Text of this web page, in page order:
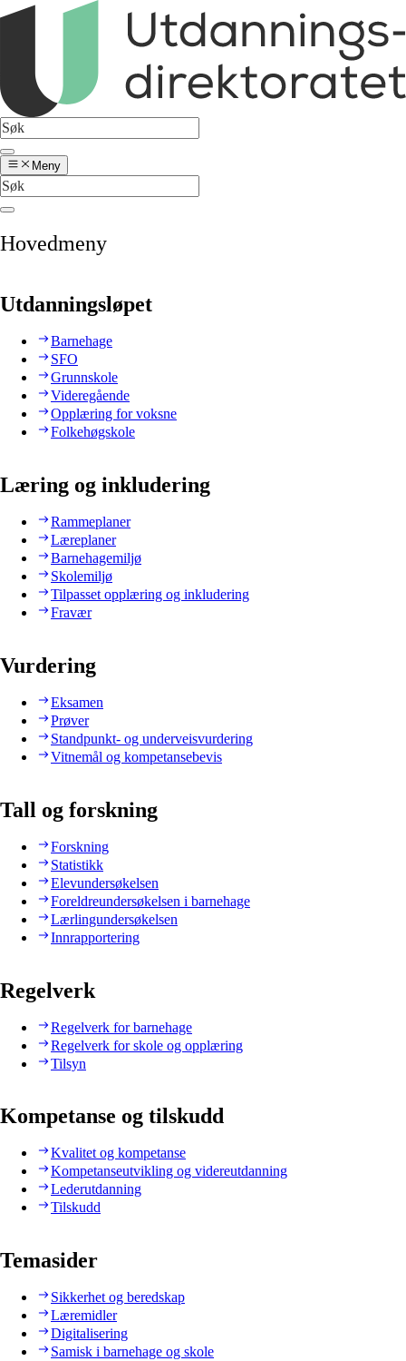
Meny
Hovedmeny
Utdanningsløpet
Barnehage
SFO
Grunnskole
Videregående
Opplæring for voksne
Folkehøgskole
Læring og inkludering
Rammeplaner
Læreplaner
Barnehagemiljø
Skolemiljø
Tilpasset opplæring og inkludering
Fravær
Vurdering
Eksamen
Prøver
Standpunkt- og underveisvurdering
Vitnemål og kompetansebevis
Tall og forskning
Forskning
Statistikk
Elevundersøkelsen
Foreldreundersøkelsen i barnehage
Lærlingundersøkelsen
Innrapportering
Regelverk
Regelverk for barnehage
Regelverk for skole og opplæring
Tilsyn
Kompetanse og tilskudd
Kvalitet og kompetanse
Kompetanseutvikling og videreutdanning
Lederutdanning
Tilskudd
Temasider
Sikkerhet og beredskap
Læremidler
Digitalisering
Samisk i barnehage og skole